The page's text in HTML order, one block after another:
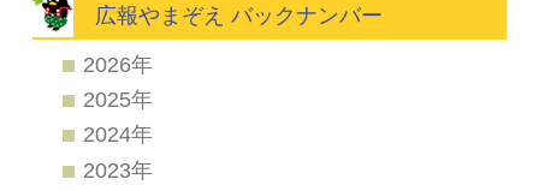
広報やまぞえ バックナンバー
2026年
2025年
2024年
2023年